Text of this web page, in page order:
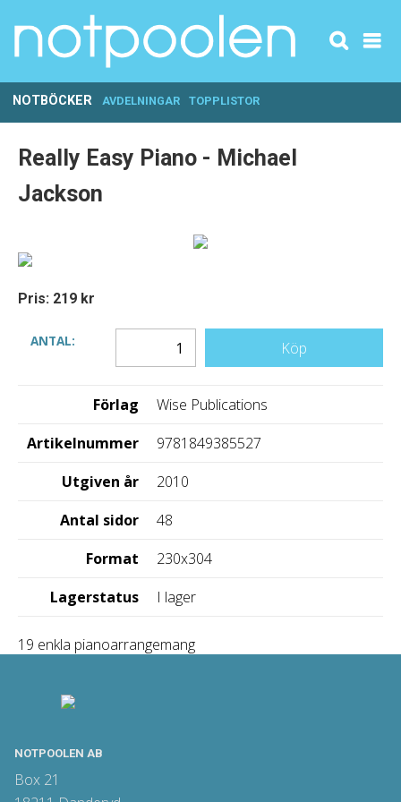
NOTBÖCKER AVDELNINGAR TOPPLISTOR
Really Easy Piano - Michael
Jackson
Pris: 219 kr
ANTAL: Köp
Förlag
Wise Publications
Artikelnummer
9781849385527
Utgiven år
2010
Antal sidor
48
Format
230x304
Lagerstatus
I lager
19 enkla pianoarrangemang
NOTPOOLEN AB
Box 21